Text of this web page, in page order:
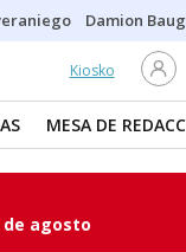
Damion
Kiosko
MESA DE
agosto